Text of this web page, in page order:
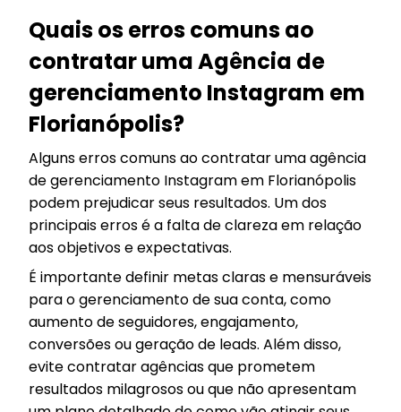
Quais os erros comuns ao
contratar uma Agência de
gerenciamento Instagram em
Florianópolis?
Alguns erros comuns ao contratar uma agência
de gerenciamento Instagram em Florianópolis
podem prejudicar seus resultados. Um dos
principais erros é a falta de clareza em relação
aos objetivos e expectativas.
É importante definir metas claras e mensuráveis
para o gerenciamento de sua conta, como
aumento de seguidores, engajamento,
conversões ou geração de leads. Além disso,
evite contratar agências que prometem
resultados milagrosos ou que não apresentam